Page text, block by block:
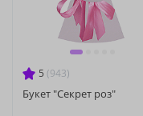
5 (943)
Букет "Секрет роз"